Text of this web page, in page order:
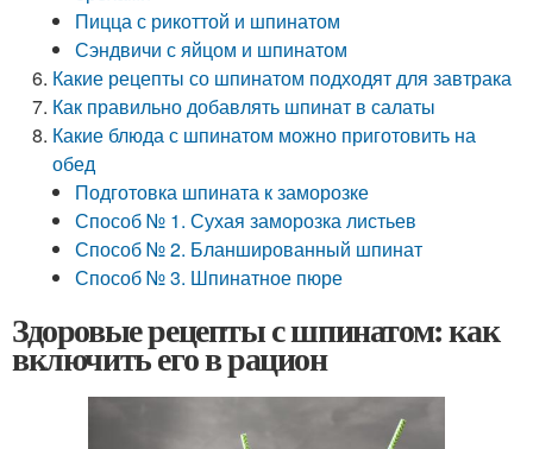
Пицца с рикоттой и шпинатом
Сэндвичи с яйцом и шпинатом
Какие рецепты со шпинатом подходят для завтрака
Как правильно добавлять шпинат в салаты
Какие блюда с шпинатом можно приготовить на
обед
Подготовка шпината к заморозке
Способ № 1. Сухая заморозка листьев
Способ № 2. Бланшированный шпинат
Способ № 3. Шпинатное пюре
Здоровые рецепты с шпинатом: как
включить его в рацион